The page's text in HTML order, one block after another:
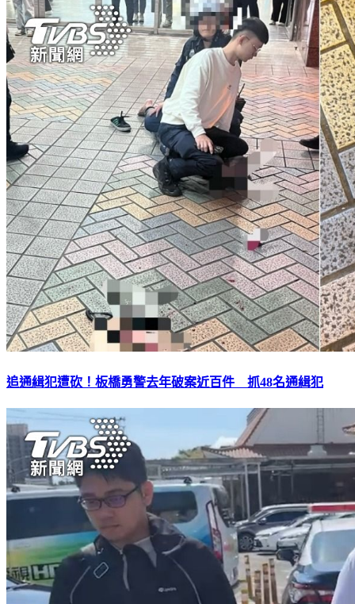
追通緝犯遭砍！板橋勇警去年破案近百件 抓48名通緝犯